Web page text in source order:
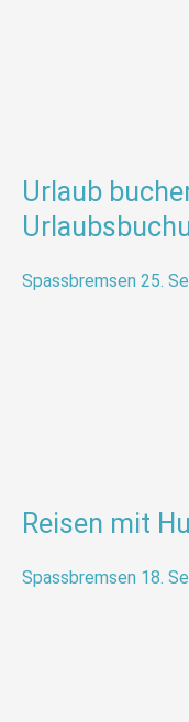
Urlaub
Spassbremsen 25.
Reisen mit
Spassbremsen 18.